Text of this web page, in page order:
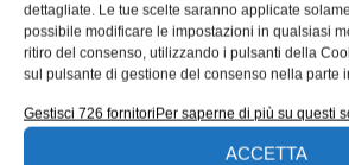
dettagliate. Le tue scelte saranno applicate
possibile modificare le impostazioni in qualsiasi
ritiro del consenso, utilizzando i pulsanti della
sul pulsante di gestione del consenso nella parte
Gestisci 726 fornitoriPer saperne di più su questi
ACCETTA
Il design sostenibile nel
packaging
Stefano Vinto di R+W dedicato
Un’industria che si sviluppa